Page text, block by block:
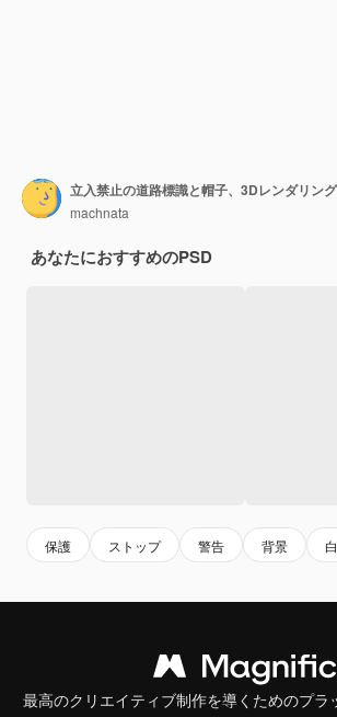
立入禁止の道路標識と帽子、3Dレンダリング
machnata
あなたにおすすめのPSD
保護 ストップ 警告 背景
最高のクリエイティブ制作を導くためのプラ